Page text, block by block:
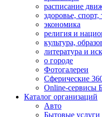
расписание
здоровье, спорт,
экономика
религия и
культура,
литература и
о городе
Фотогалереи
Сферические
Online-сервисы
Каталог организаций
Авто
Бытовые услуги